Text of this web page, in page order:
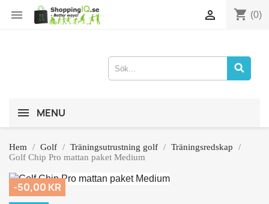
 shopping_cart (0)

MENU
Hem Golf Träningsutrustning golf
Träningsredskap
Golf Chip Pro mattan paket Medium
-50,00 KR